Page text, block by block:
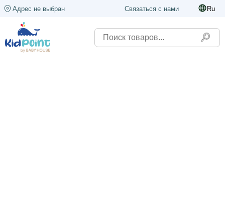
Адрес не выбран Связаться с нами Ru